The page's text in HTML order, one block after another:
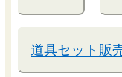
道具セット販